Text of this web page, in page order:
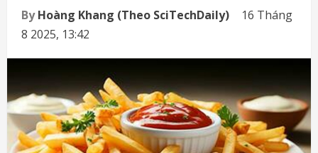
ByHoàng Khang (Theo SciTechDaily)
16 Tháng
8 2025, 13:42